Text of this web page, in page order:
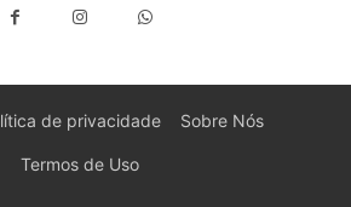
de privacidade Sobre Nós
Termos de Uso